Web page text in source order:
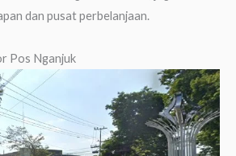
dan pusat perbelanjaan.
Pos Nganjuk